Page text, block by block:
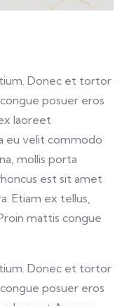
Donec et tortor
posuer eros
laoreet
eu velit commodo
mollis porta
est sit amet
Etiam ex tellus,
mattis congue
Donec et tortor
posuer eros